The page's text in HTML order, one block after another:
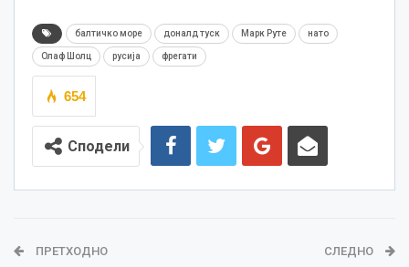
балтичко море доналд туск Марк Руте нато
Олаф Шолц русија фрегати
654
Сподели
ПРЕТХОДНО СЛЕДНО